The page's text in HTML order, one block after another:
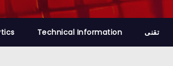
تقنى Technical Information